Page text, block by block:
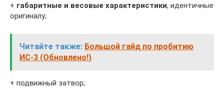
+ габаритные и весовые характеристики, идентичные
оригиналу;
Читайте также: Большой гайд по пробитию
ИС-3 (Обновлено!)
+ подвижный затвор;